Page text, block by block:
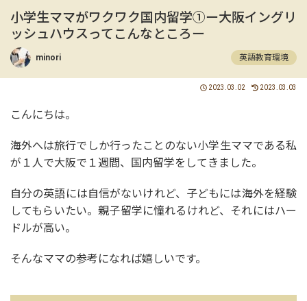
小学生ママがワクワク国内留学①ー大阪イングリ
ッシュハウスってこんなところー
minori 英語教育環境
2023.03.02 2023.03.03
こんにちは。
海外へは旅行でしか行ったことのない小学生ママである私
が１人で大阪で１週間、国内留学をしてきました。
自分の英語には自信がないけれど、子どもには海外を経験
してもらいたい。親子留学に憧れるけれど、それにはハー
ドルが高い。
そんなママの参考になれば嬉しいです。